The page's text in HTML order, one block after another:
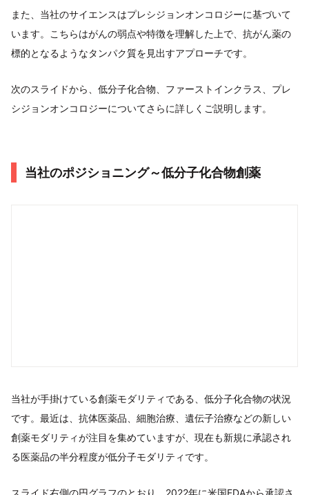
また、当社のサイエンスはプレシジョンオンコロジーに基づいて
います。こちらはがんの弱点や特徴を理解した上で、抗がん薬の
標的となるようなタンパク質を見出すアプローチです。
次のスライドから、低分子化合物、ファーストインクラス、プレ
シジョンオンコロジーについてさらに詳しくご説明します。
当社のポジショニング～低分子化合物創薬
当社が手掛けている創薬モダリティである、低分子化合物の状況
です。最近は、抗体医薬品、細胞治療、遺伝子治療などの新しい
創薬モダリティが注目を集めていますが、現在も新規に承認され
る医薬品の半分程度が低分子モダリティです。
スライド右側の円グラフのとおり、2022年に米国FDAから承認さ